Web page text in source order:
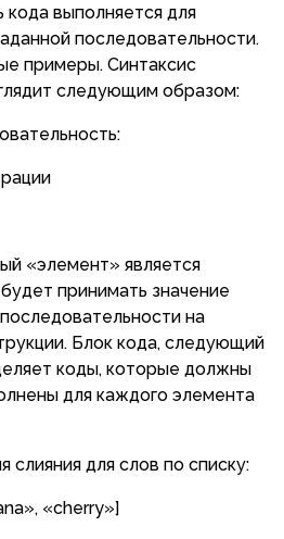
выполняется для
последовательности.
примеры. Синтаксис
следующим образом:
«элемент» является
принимать значение
на
Блок кода, следующий
коды, которые должны
для каждого элемента
слияния для слов по списку:
«cherry»]